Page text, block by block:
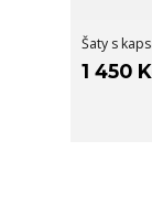
Šaty s
1 450